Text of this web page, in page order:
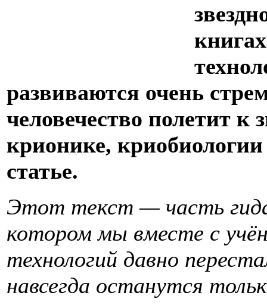
развиваются очень
человечество полетит к
крионике,
статье.
Этот текст — часть
котором мы вместе с
технологий давно
навсегда останутся